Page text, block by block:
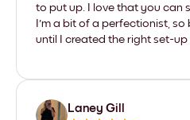
to put up. I love that you can
I'm a bit of a perfectionist,
until I created the right set-up
Laney Gill